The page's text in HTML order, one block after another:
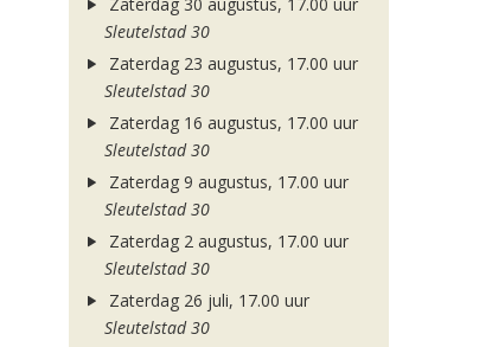
Sleutelstad 30
Zaterdag 23 augustus, 17.00 uur
Sleutelstad 30
Zaterdag 16 augustus, 17.00 uur
Sleutelstad 30
Zaterdag 9 augustus, 17.00 uur
Sleutelstad 30
Zaterdag 2 augustus, 17.00 uur
Sleutelstad 30
Zaterdag 26 juli, 17.00 uur
Sleutelstad 30